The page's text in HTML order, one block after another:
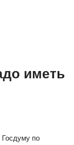
иметь
по